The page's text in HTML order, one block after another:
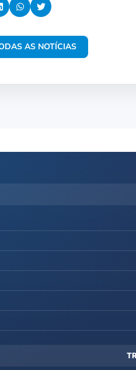
AS NOTÍCIAS